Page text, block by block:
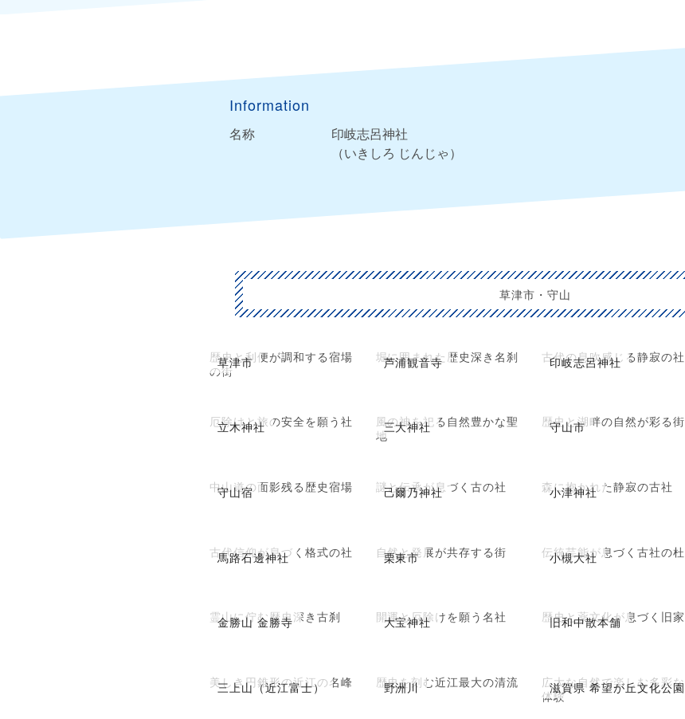
Information
名称
印岐志呂神社
（いきしろ じんじゃ）
草津市・守山
草津市
歴史と利便が調和する宿場
の街
芦浦観音寺
堀に囲まれた歴史深き名刹 印岐志呂神社
古代の息吹感じる静寂の社
立木神社
厄除けと旅の安全を願う社 三大神社
風の神を祀る自然豊かな聖
地
守山市
歴史と湖畔の自然が彩る街
守山宿
中山道の面影残る歴史宿場 己爾乃神社
謎と伝承が息づく古の社 小津神社
森に抱かれた静寂の古社
馬路石邊神社
古代信仰が息づく格式の社 栗東市
自然と発展が共存する街 小槻大社
伝統芸能が息づく古社の杜
金勝山 金勝寺
霊山に佇む歴史深き古刹 大宝神社
開運と厄除けを願う名社 旧和中散本舗
歴史と薬文化が息づく旧家
三上山（近江富士）
美しき円錐形の近江の名峰 野洲川
歴史を刻む近江最大の清流 滋賀県 希望が丘文化公園
広大な自然で楽しむ多彩な
体験